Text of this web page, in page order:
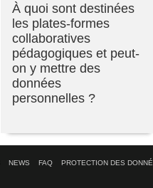
À quoi sont destinées
les plates-formes
collaboratives
pédagogiques et peut-
on y mettre des
données
personnelles ?
NEWS FAQ PROTECTION DES